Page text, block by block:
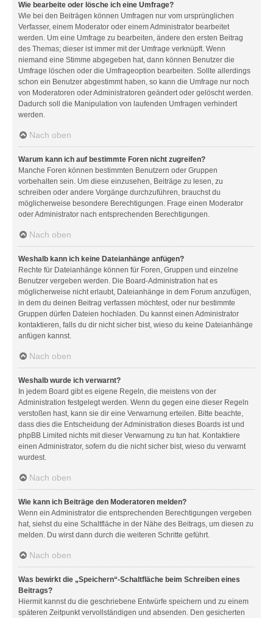
Wie bearbeite oder lösche ich eine Umfrage?
Wie bei den Beiträgen können Umfragen nur vom ursprünglichen
Verfasser, einem Moderator oder einem Administrator bearbeitet
werden. Um eine Umfrage zu bearbeiten, ändere den ersten Beitrag
des Themas; dieser ist immer mit der Umfrage verknüpft. Wenn
niemand eine Stimme abgegeben hat, dann können Benutzer die
Umfrage löschen oder die Umfrageoption bearbeiten. Sollte allerdings
schon ein Benutzer abgestimmt haben, so kann die Umfrage nur noch
von Moderatoren oder Administratoren geändert oder gelöscht werden.
Dadurch soll die Manipulation von laufenden Umfragen verhindert
werden.
Nach oben
Warum kann ich auf bestimmte Foren nicht zugreifen?
Manche Foren können bestimmten Benutzern oder Gruppen
vorbehalten sein. Um diese einzusehen, Beiträge zu lesen, zu
schreiben oder andere Vorgänge durchzuführen, brauchst du
möglicherweise besondere Berechtigungen. Frage einen Moderator
oder Administrator nach entsprechenden Berechtigungen.
Nach oben
Weshalb kann ich keine Dateianhänge anfügen?
Rechte für Dateianhänge können für Foren, Gruppen und einzelne
Benutzer vergeben werden. Die Board-Administration hat es
möglicherweise nicht erlaubt, Dateianhänge in dem Forum anzufügen,
in dem du deinen Beitrag verfassen möchtest, oder nur bestimmte
Gruppen dürfen Dateien hochladen. Du kannst einen Administrator
kontaktieren, falls du dir nicht sicher bist, wieso du keine Dateianhänge
anfügen kannst.
Nach oben
Weshalb wurde ich verwarnt?
In jedem Board gibt es eigene Regeln, die meistens von der
Administration festgelegt werden. Wenn du gegen eine dieser Regeln
verstoßen hast, kann sie dir eine Verwarnung erteilen. Bitte beachte,
dass dies die Entscheidung der Administration dieses Boards ist und
phpBB Limited nichts mit dieser Verwarnung zu tun hat. Kontaktiere
einen Administrator, sofern du die nicht sicher bist, wieso du verwarnt
wurdest.
Nach oben
Wie kann ich Beiträge den Moderatoren melden?
Wenn ein Administrator die entsprechenden Berechtigungen vergeben
hat, siehst du eine Schaltfläche in der Nähe des Beitrags, um diesen zu
melden. Du wirst dann durch die weiteren Schritte geführt.
Nach oben
Was bewirkt die „Speichern“-Schaltfläche beim Schreiben eines
Beitrags?
Hiermit kannst du die geschriebene Entwürfe speichern und zu einem
späteren Zeitpunkt vervollständigen und absenden. Den gesicherten